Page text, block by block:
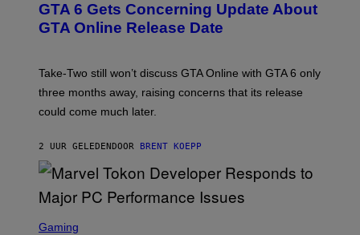
V
O
)
E
N
S
T
R
C
S
A
G
A
E
GTA 6 Gets Concerning Update About
GTA Online Release Date
Take-Two still won’t discuss GTA Online with GTA 6 only
three months away, raising concerns that its release
could come much later.
2 UUR GELEDEN DOOR BRENT KOEPP
C
Gaming